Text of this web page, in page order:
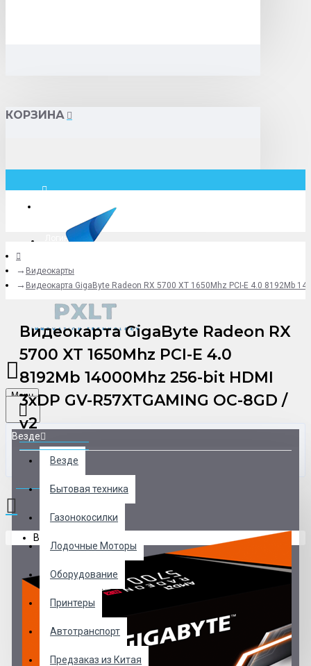
КОРЗИНА
Логин
+79775619766
Menu
Везде
Везде
Бытовая техника
Газонокосилки
Лодочные Моторы
Оборудование
Принтеры
Автотранспорт
Предзаказ из Китая
0 товар(ов) - 0 р.
В корзине пусто!
Видеокарты
Видеокарта GigaByte Radeon RX 5700 XT 1650Mhz PCI-E 4.0 8192Mb
Видеокарта GigaByte Radeon RX
5700 XT 1650Mhz PCI-E 4.0
8192Mb 14000Mhz 256-bit HDMI
3xDP GV-R57XTGAMING OC-8GD /
v2